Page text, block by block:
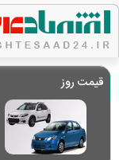
قیمت روز